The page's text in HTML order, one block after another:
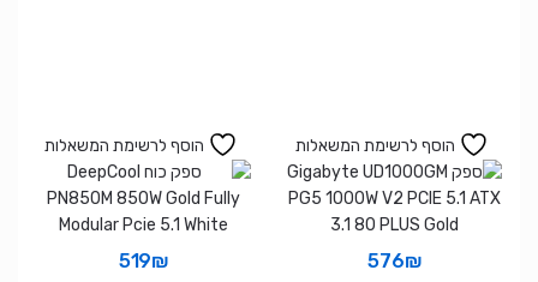
הוסף לרשימת המשאלות
576₪
הוסף לרשימת המשאלות
519₪